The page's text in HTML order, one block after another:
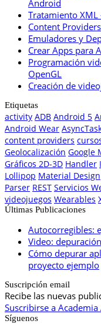
Android
Tratamiento XML
Content Providers
Emuladores y
Crear Apps para
Programación
OpenGL
Creación de
Etiquetas
activity ADB Android 5
Android Wear
content providers
Geolocalización Google
Gráficos 2D-3D Handler
Lollipop Material Design
Parser REST Servicios
videojuegos Wearables
Últimas Publicaciones
Autocorregibles:
Video:
Cómo depurar
proyecto ejemplo
Suscripción email
Recibe las nuevas
Suscribirse a
Síguenos